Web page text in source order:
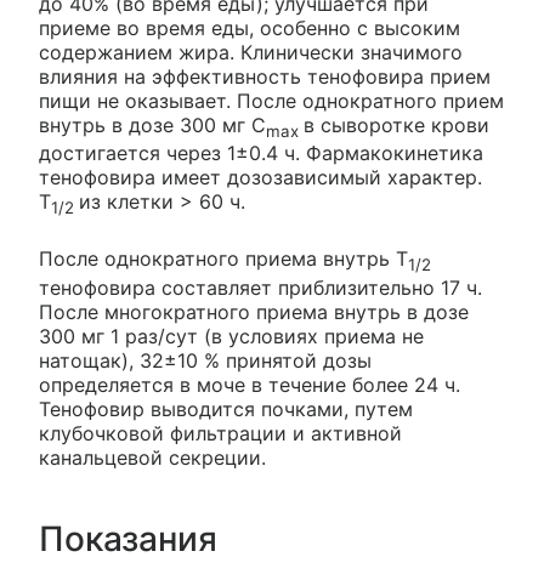
приеме во время еды, особенно с высоким
содержанием жира. Клинически значимого
влияния на эффективность тенофовира прием
пищи не оказывает. После однократного прием
внутрь в дозе 300 мг Cmax в сыворотке крови
достигается через 1±0.4 ч. Фармакокинетика
тенофовира имеет дозозависимый характер.
T1/2 из клетки > 60 ч.
После однократного приема внутрь T1/2
тенофовира составляет приблизительно 17 ч.
После многократного приема внутрь в дозе
300 мг 1 раз/сут (в условиях приема не
натощак), 32±10 % принятой дозы
определяется в моче в течение более 24 ч.
Тенофовир выводится почками, путем
клубочковой фильтрации и активной
канальцевой секреции.
Показания